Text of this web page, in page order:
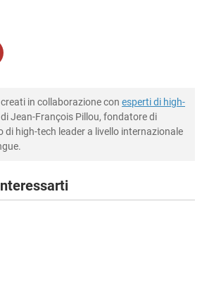
in collaborazione con esperti di high-
Jean-François Pillou, fondatore di
di high-tech leader a livello internazionale